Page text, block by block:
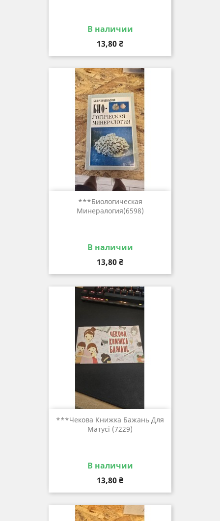
В наличии
Цена
13,80 ₴
***биологическая
Минералогия(6598)
В наличии
Цена
13,80 ₴
***чекова Книжка Бажань Для
Матусі (7229)
В наличии
Цена
13,80 ₴